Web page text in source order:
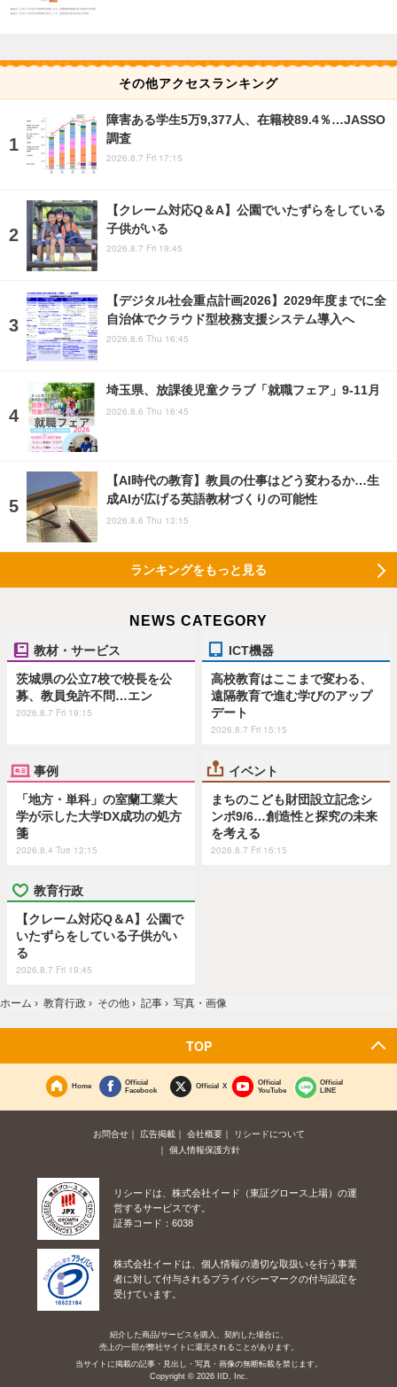
その他アクセスランキング
障害ある学生5万9,377人、在籍校89.4％…JASSO
調査
2026.8.7 Fri 17:15
【クレーム対応Q＆A】公園でいたずらをしている
子供がいる
2026.8.7 Fri 19:45
【デジタル社会重点計画2026】2029年度までに全
自治体でクラウド型校務支援システム導入へ
2026.8.6 Thu 16:45
埼玉県、放課後児童クラブ「就職フェア」9-11月
2026.8.6 Thu 16:45
【AI時代の教育】教員の仕事はどう変わるか…生
成AIが広げる英語教材づくりの可能性
2026.8.6 Thu 13:15
ランキングをもっと見る
NEWS CATEGORY
教材・サービス
茨城県の公立7校で校長を公
募、教員免許不問…エン
2026.8.7 Fri 19:15
ICT機器
高校教育はここまで変わる、
遠隔教育で進む学びのアップ
デート
2026.8.7 Fri 15:15
事例
「地方・単科」の室蘭工業大
学が示した大学DX成功の処方
箋
2026.8.4 Tue 12:15
イベント
まちのこども財団設立記念シ
ンポ9/6…創造性と探究の未来
を考える
2026.8.7 Fri 16:15
教育行政
【クレーム対応Q＆A】公園で
いたずらをしている子供がい
る
2026.8.7 Fri 19:45
ホーム › 教育行政 › その他 › 記事 › 写真・画像
TOP
Home
Official
Facebook
Official X
Official
YouTube
Official
LINE
お問合せ 広告掲載 会社概要
リシードについて
個人情報保護方針
リシードは、株式会社イード（東証グロース上場）の運
営するサービスです。
証券コード：6038
株式会社イードは、個人情報の適切な取扱いを行う事業
者に対して付与されるプライバシーマークの付与認定を
受けています。
紹介した商品/サービスを購入、契約した場合に、
売上の一部が弊社サイトに還元されることがあります。
当サイトに掲載の記事・見出し・写真・画像の無断転載を禁じます。
Copyright © 2026 IID, Inc.